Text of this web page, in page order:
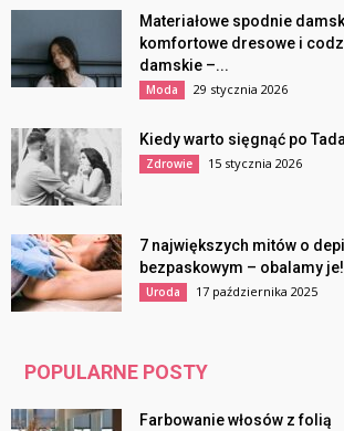
Materiałowe spodnie
komfortowe dresowe i
damskie –...
Moda 29 stycznia 2026
Kiedy warto sięgnąć po
Zdrowie 15 stycznia 2026
7 największych mitów o
bezpaskowym – obalamy je!
Uroda 17 października 2025
POPULARNE POSTY
Farbowanie włosów z folią